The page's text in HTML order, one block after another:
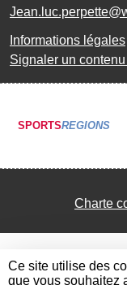
Informations légales
Signaler un
SPORTSREGIONS
Charte
Ce site utilise des
que vous souhaitez